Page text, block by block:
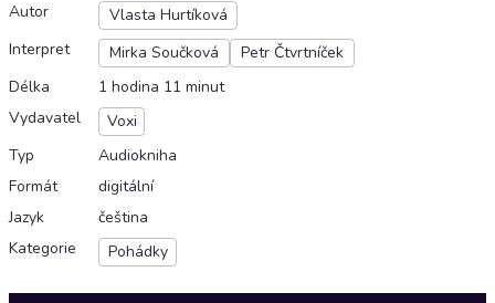
Autor
Vlasta Hurtíková
Interpret
Mirka Součková
Petr Čtvrtníček
Délka
1 hodina 11 minut
Vydavatel
Voxi
Typ
Audiokniha
Formát
digitální
Jazyk
čeština
Kategorie
Pohádky